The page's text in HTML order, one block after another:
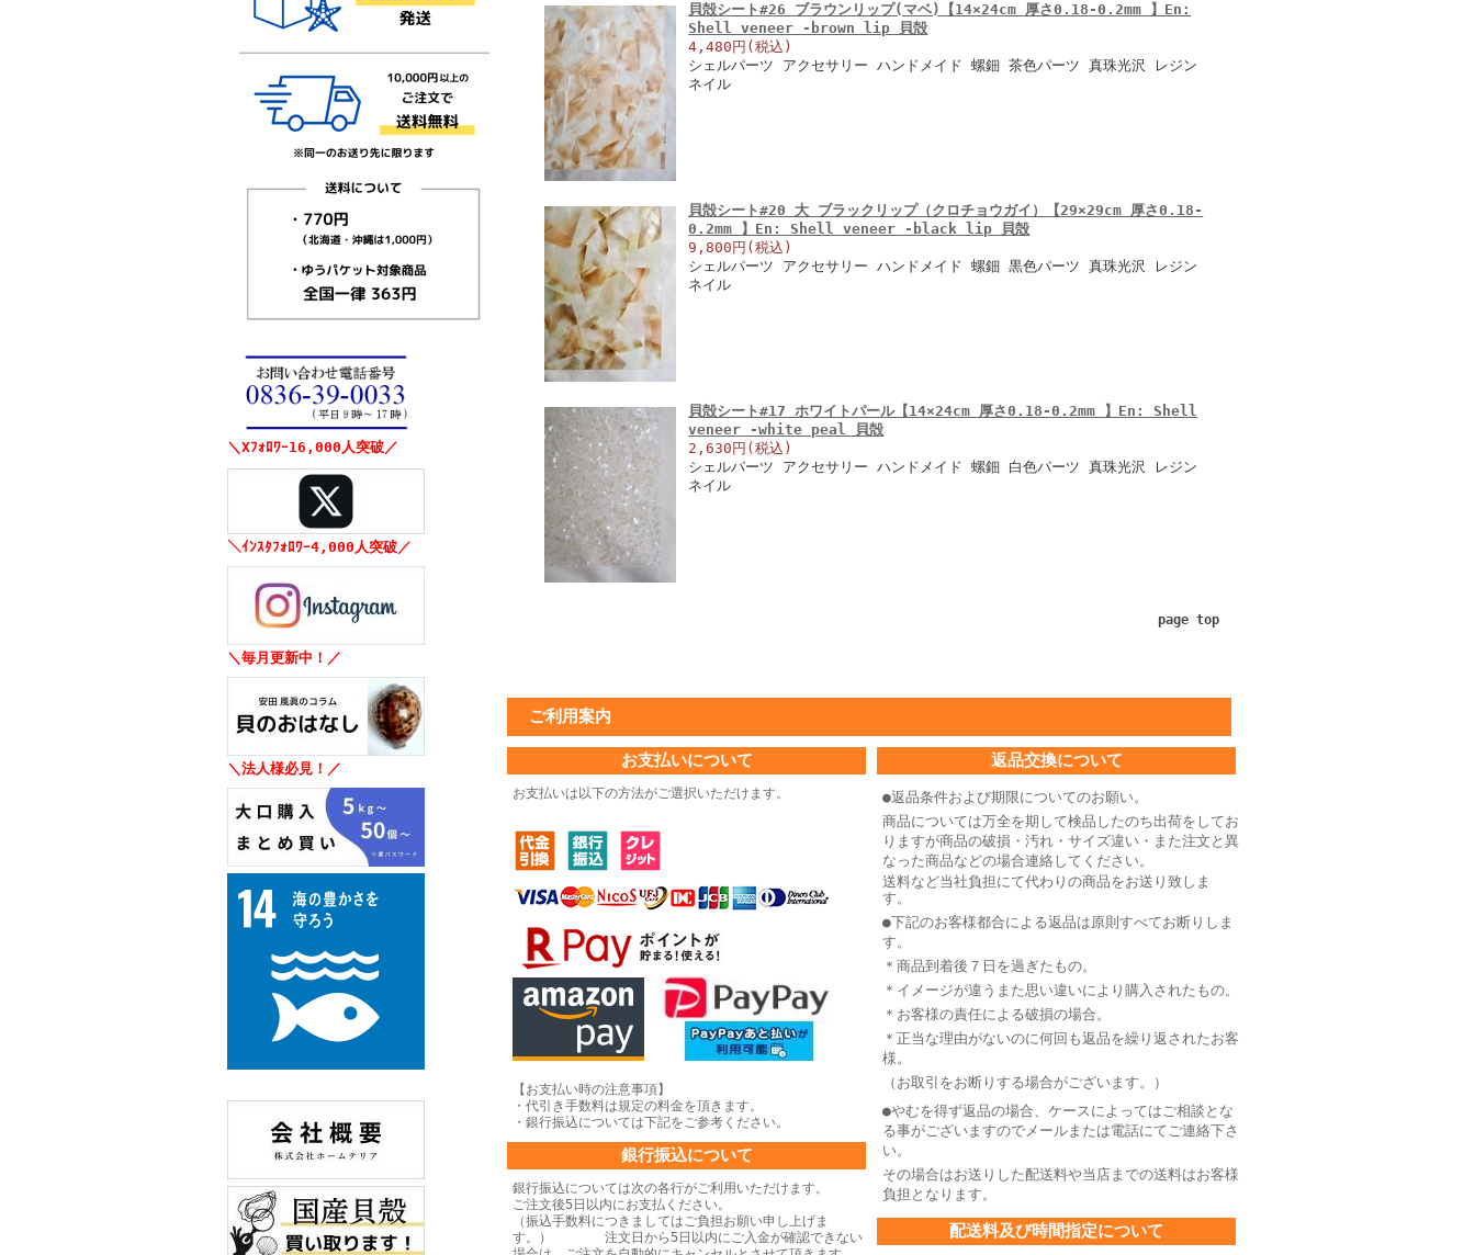
＼Xﾌｫﾛﾜｰ16,000人突破／
＼ｲﾝｽﾀﾌｫﾛﾜｰ4,000人突破／
＼毎月更新中！／
＼法人様必見！／
貝殻シート#26 ブラウンリップ(マベ)【14×24cm 厚さ0.18-0.2mm 】En:
Shell veneer -brown lip 貝殻
4,480円(税込)
シェルパーツ アクセサリー ハンドメイド 螺鈿 茶色パーツ 真珠光沢 レジン
ネイル
貝殻シート#20 大 ブラックリップ（クロチョウガイ）【29×29cm 厚さ0.18-
0.2mm 】En: Shell veneer -black lip 貝殻
9,800円(税込)
シェルパーツ アクセサリー ハンドメイド 螺鈿 黒色パーツ 真珠光沢 レジン
ネイル
貝殻シート#17 ホワイトパール【14×24cm 厚さ0.18-0.2mm 】En: Shell
veneer -white peal 貝殻
2,630円(税込)
シェルパーツ アクセサリー ハンドメイド 螺鈿 白色パーツ 真珠光沢 レジン
ネイル
page top
ご利用案内
お支払いについて
お支払いは以下の方法がご選択いただけます。
【お支払い時の注意事項】
・代引き手数料は規定の料金を頂きます。
・銀行振込については下記をご参考ください。
銀行振込について
銀行振込については次の各行がご利用いただけます。
ご注文後5日以内にお支払ください。
（振込手数料につきましてはご負担お願い申し上げま
す。） 注文日から5日以内にご入金が確認できない
返品交換について
●返品条件および期限についてのお願い。
商品については万全を期して検品したのち出荷をしてお
りますが商品の破損・汚れ・サイズ違い・また注文と異
なった商品などの場合連絡してください。
送料など当社負担にて代わりの商品をお送り致しま
す。
●下記のお客様都合による返品は原則すべてお断りしま
す。
＊商品到着後７日を過ぎたもの。
＊イメージが違うまた思い違いにより購入されたもの。
＊お客様の責任による破損の場合。
＊正当な理由がないのに何回も返品を繰り返されたお客
様。
（お取引をお断りする場合がございます。）
●やむを得ず返品の場合、ケースによってはご相談とな
る事がございますのでメールまたは電話にてご連絡下さ
い。
その場合はお送りした配送料や当店までの送料はお客様
負担となります。
配送料及び時間指定について